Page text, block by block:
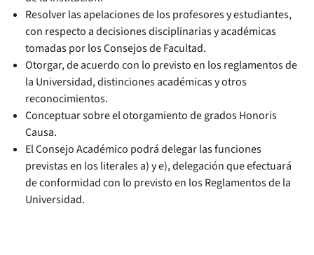
Resolver las apelaciones de los profesores y estudiantes,
con respecto a decisiones disciplinarias y académicas
tomadas por los Consejos de Facultad.
Otorgar, de acuerdo con lo previsto en los reglamentos de
la Universidad, distinciones académicas y otros
reconocimientos.
Conceptuar sobre el otorgamiento de grados Honoris
Causa.
El Consejo Académico podrá delegar las funciones
previstas en los literales a) y e), delegación que efectuará
de conformidad con lo previsto en los Reglamentos de la
Universidad.